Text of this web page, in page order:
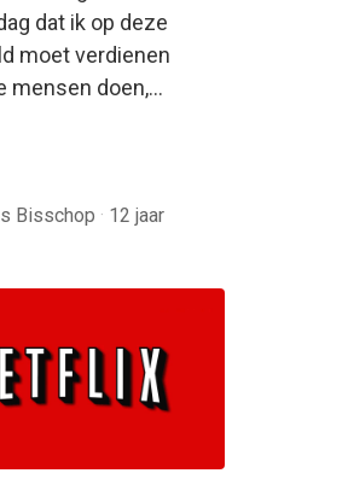
dat ik op deze
moet verdienen
mensen doen,…
Bisschop · 12 jaar